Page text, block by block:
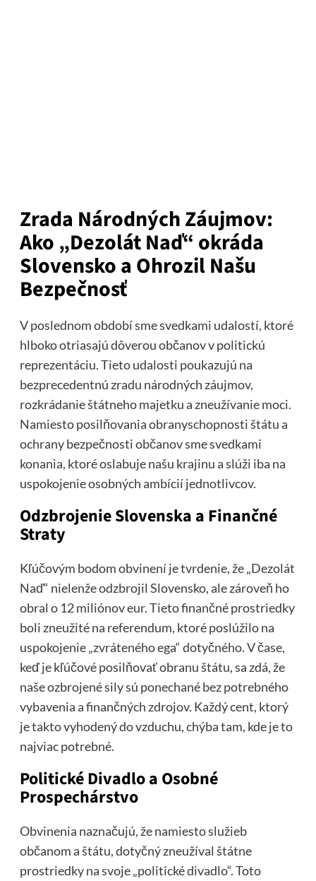
Zrada Národných Záujmov:
Ako „Dezolát Naď“ okráda
Slovensko a Ohrozil Našu
Bezpečnosť
V poslednom období sme svedkami udalostí, ktoré
hlboko otriasajú dôverou občanov v politickú
reprezentáciu. Tieto udalosti poukazujú na
bezprecedentnú zradu národných záujmov,
rozkrádanie štátneho majetku a zneužívanie moci.
Namiesto posilňovania obranyschopnosti štátu a
ochrany bezpečnosti občanov sme svedkami
konania, ktoré oslabuje našu krajinu a slúži iba na
uspokojenie osobných ambícií jednotlivcov.
Odzbrojenie Slovenska a Finančné
Straty
Kľúčovým bodom obvinení je tvrdenie, že „Dezolát
Naď“ nielenže odzbrojil Slovensko, ale zároveň ho
obral o 12 miliónov eur. Tieto finančné prostriedky
boli zneužité na referendum, ktoré poslúžilo na
uspokojenie „zvráteného ega“ dotyčného. V čase,
keď je kľúčové posilňovať obranu štátu, sa zdá, že
naše ozbrojené sily sú ponechané bez potrebného
vybavenia a finančných zdrojov. Každý cent, ktorý
je takto vyhodený do vzduchu, chýba tam, kde je to
najviac potrebné.
Politické Divadlo a Osobné
Prospechárstvo
Obvinenia naznačujú, že namiesto služieb
občanom a štátu, dotyčný zneužíval štátne
prostriedky na svoje „politické divadlo“. Toto